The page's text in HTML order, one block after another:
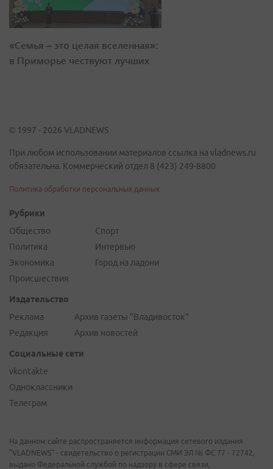
«Семья – это целая вселенная»:
в Приморье чествуют лучших
© 1997 - 2026 VLADNEWS
При любом использовании материалов ссылка на vladnews.ru
обязательна. Коммерческий отдел 8 (423) 249-8800
Политика обработки персональных данных
Рубрики
Общество
Политика
Экономика
Происшествия
Спорт
Интервью
Город на ладони
Издательство
Реклама
Редакция
Архив газеты "Владивосток"
Архив новостей
Социальные сети
vkontakte
Одноклассники
Телеграм
На данном сайте распространяется информация сетевого издания
"VLADNEWS" - свидетельство о регистрации СМИ ЭЛ № ФС 77 - 72742,
выдано Федеральной службой по надзору в сфере связи,